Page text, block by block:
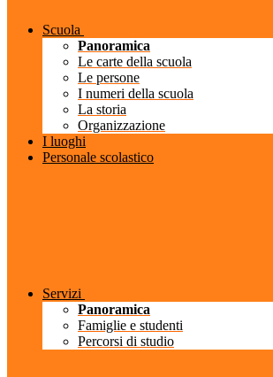
Scuola
Panoramica
Le carte della scuola
Le persone
I numeri della scuola
La storia
Organizzazione
I luoghi
Personale scolastico
Servizi
Panoramica
Famiglie e studenti
Percorsi di studio